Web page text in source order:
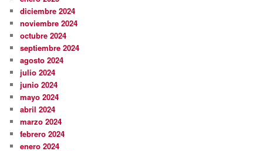
diciembre 2024
noviembre 2024
octubre 2024
septiembre 2024
agosto 2024
julio 2024
junio 2024
mayo 2024
abril 2024
marzo 2024
febrero 2024
enero 2024